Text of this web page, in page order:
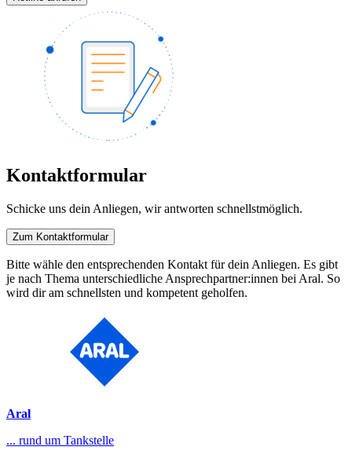
Kontaktformular
Schicke uns dein Anliegen, wir antworten schnellstmöglich.
Zum Kontaktformular
Bitte wähle den entsprechenden Kontakt für dein Anliegen. Es gibt
je nach Thema unterschiedliche Ansprechpartner:innen bei Aral. So
wird dir am schnellsten und kompetent geholfen.
Aral
... rund um Tankstelle